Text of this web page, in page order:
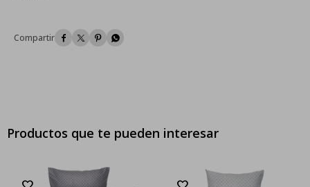
   
Productos que te pueden interesar